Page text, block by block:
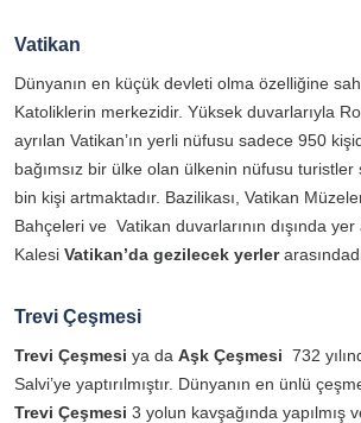
Vatikan
Dünyanın en küçük devleti olma özelliğine
Katoliklerin merkezidir. Yüksek duvarlarıyla
ayrılan Vatikan’ın yerli nüfusu sadece 950
bağımsız bir ülke olan ülkenin nüfusu
bin kişi artmaktadır. Bazilikası, Vatikan
Bahçeleri ve Vatikan duvarlarının dışında yer
Kalesi Vatikan’da gezilecek yerler
Trevi Çeşmesi
Trevi Çeşmesi ya da Aşk Çeşmesi 732
Salvi’ye yaptırılmıştır. Dünyanın en ünlü
Trevi Çeşmesi 3 yolun kavşağında yapılmış